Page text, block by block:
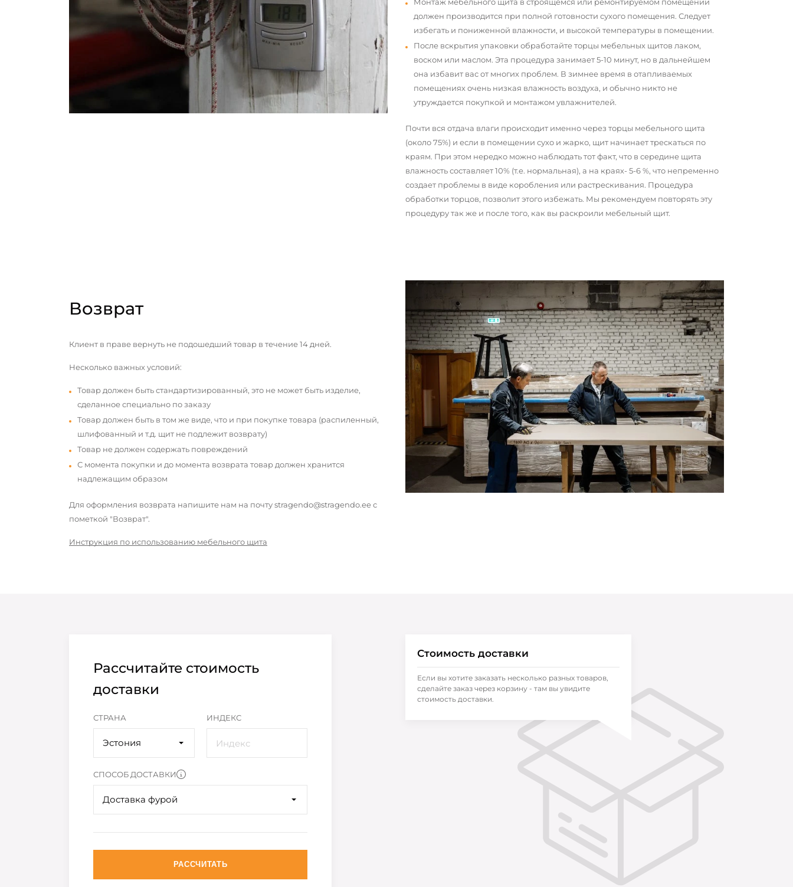
должен производится при полной готовности сухого помещения. Следует
избегать и пониженной влажности, и высокой температуры в помещении.
После вскрытия упаковки обработайте торцы мебельных щитов лаком,
воском или маслом. Эта процедура занимает 5-10 минут, но в дальнейшем
она избавит вас от многих проблем. В зимнее время в отапливаемых
помещениях очень низкая влажность воздуха, и обычно никто не
утруждается покупкой и монтажом увлажнителей.
Почти вся отдача влаги происходит именно через торцы мебельного щита
(около 75%) и если в помещении сухо и жарко, щит начинает трескаться по
краям. При этом нередко можно наблюдать тот факт, что в середине щита
влажность составляет 10% (т.е. нормальная), а на краях- 5-6 %, что непременно
создает проблемы в виде коробления или растрескивания. Процедура
обработки торцов, позволит этого избежать. Мы рекомендуем повторять эту
процедуру так же и после того, как вы раскроили мебельный щит.
Возврат
Клиент в праве вернуть не подошедший товар в течение 14 дней.
Несколько важных условий:
Товар должен быть стандартизированный, это не может быть изделие,
сделанное специально по заказу
Товар должен быть в том же виде, что и при покупке товара (распиленный,
шлифованный и т.д. щит не подлежит возврату)
Товар не должен содержать повреждений
С момента покупки и до момента возврата товар должен хранится
надлежащим образом
Для оформления возврата напишите нам на почту stragendo@stragendo.ee с
пометкой "Возврат".
Инструкция по использованию мебельного щита
Рассчитайте стоимость
доставки
СТРАНА
Эстония
ИНДЕКС
СПОСОБ ДОСТАВКИ
Доставка фурой
РАССЧИТАТЬ
Стоимость доставки
Если вы хотите заказать несколько разных товаров,
сделайте заказ через корзину - там вы увидите
стоимость доставки.